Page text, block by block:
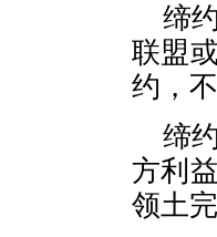
缔
联盟
约，
缔
方利
领土完